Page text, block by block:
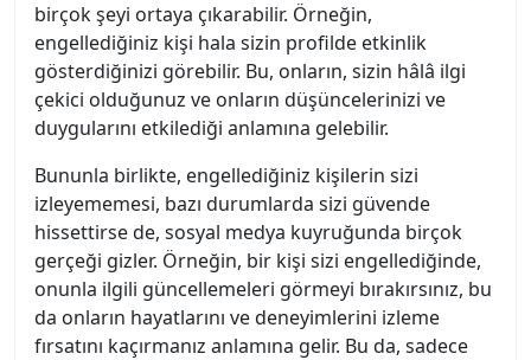
birçok şeyi ortaya çıkarabilir. Örneğin,
engellediğiniz kişi hala sizin profilde etkinlik
gösterdiğinizi görebilir. Bu, onların, sizin hâlâ ilgi
çekici olduğunuz ve onların düşüncelerinizi ve
duygularını etkilediği anlamına gelebilir.
Bununla birlikte, engellediğiniz kişilerin sizi
izleyememesi, bazı durumlarda sizi güvende
hissettirse de, sosyal medya kuyruğunda birçok
gerçeği gizler. Örneğin, bir kişi sizi engellediğinde,
onunla ilgili güncellemeleri görmeyi bırakırsınız, bu
da onların hayatlarını ve deneyimlerini izleme
fırsatını kaçırmanız anlamına gelir. Bu da, sadece